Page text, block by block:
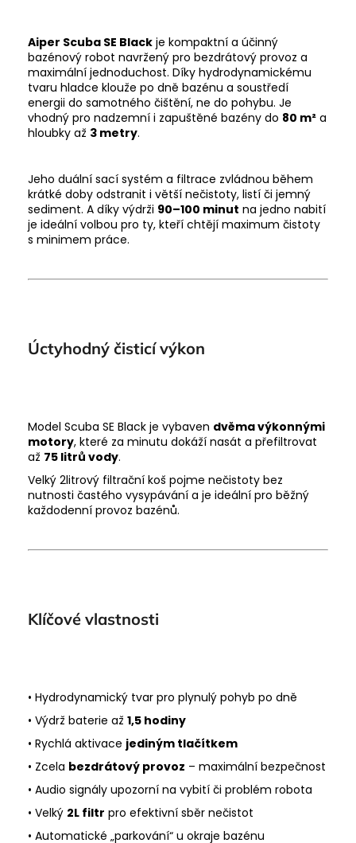
Aiper Scuba SE Black je kompaktní a účinný
bazénový robot navržený pro bezdrátový provoz a
maximální jednoduchost. Díky hydrodynamickému
tvaru hladce klouže po dně bazénu a soustředí
energii do samotného čištění, ne do pohybu. Je
vhodný pro nadzemní i zapuštěné bazény do 80 m² a
hloubky až 3 metry.
Jeho duální sací systém a filtrace zvládnou během
krátké doby odstranit i větší nečistoty, listí či jemný
sediment. A díky výdrži 90–100 minut na jedno nabití
je ideální volbou pro ty, kteří chtějí maximum čistoty
s minimem práce.
Úctyhodný čisticí výkon
Model Scuba SE Black je vybaven dvěma výkonnými
motory, které za minutu dokáží nasát a přefiltrovat
až 75 litrů vody.
Velký 2litrový filtrační koš pojme nečistoty bez
nutnosti častého vysypávání a je ideální pro běžný
každodenní provoz bazénů.
Klíčové vlastnosti
• Hydrodynamický tvar pro plynulý pohyb po dně
• Výdrž baterie až 1,5 hodiny
• Rychlá aktivace jediným tlačítkem
• Zcela bezdrátový provoz – maximální bezpečnost
• Audio signály upozorní na vybití či problém robota
• Velký 2L filtr pro efektivní sběr nečistot
• Automatické „parkování“ u okraje bazénu